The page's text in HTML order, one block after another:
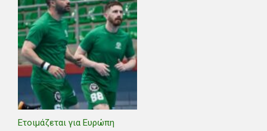
Ετοιμάζεται για Ευρώπη